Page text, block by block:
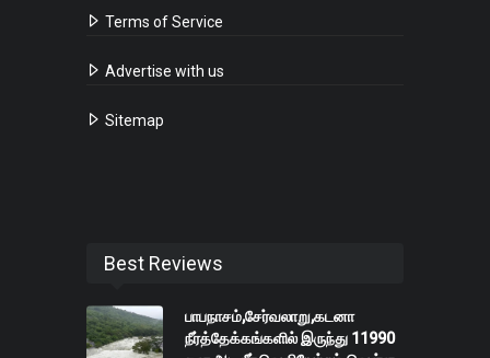
Terms of Service
Advertise with us
Sitemap
Best Reviews
பாபநாசம்,சேர்வலாறு,கடனா
நீர்த்தேக்கங்களில் இருந்து 11990